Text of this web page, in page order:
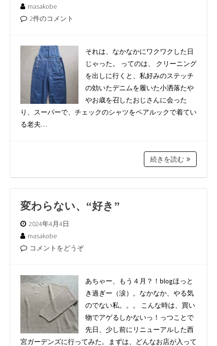
masakobe
2件のコメント
それは、なかなかにワクワクした日
じゃった。 ってのは、 クリーニング
を出しに行くと、私好みのステッチ
の効いたデニムを履いた小洒落たや
やお歳を召したおじさんに会った
り、スーパーで、チェックのシャツをペアルックで着てい
る老夫…
続きを読む
変わらない、“好き”
2024年4月4日
masakobe
コメントをどうぞ
あちゃー、もう４月？！blogほっと
き過ぎー（涙）。なかなか、やる気
のでない私。。。 こんな時は、買い
物でアゲるしかないっ！っつことで
先日、少し前にリニューアルした西
宮ガーデンズに行ってみた。まずは、どんなお店が入って